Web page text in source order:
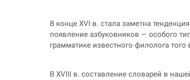
В конце XVI в. стала заметна
появление азбуковников — особого
грамматике известного филолога
В XVIII в. составление словарей в